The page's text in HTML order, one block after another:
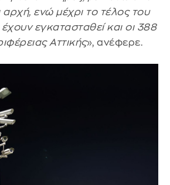
αρχή, ενώ μέχρι το τέλος του
εγκατασταθεί και οι 388
Αττικής», ανέφερε.